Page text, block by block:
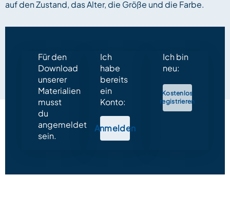
auf den Zustand, das Alter, die Größe und die Farbe.
Für den
Download
unserer
Materialien
musst
du
angemeldet
sein.
Ich
habe
bereits
ein
Konto:
Anmelden
Ich bin
neu:
Kostenlos
registrieren